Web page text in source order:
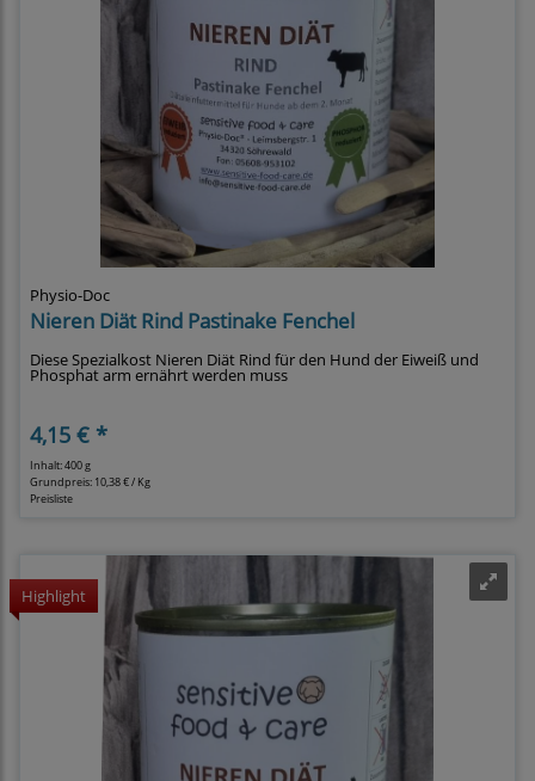
Physio-Doc
Nieren Diät Rind Pastinake Fenchel
Diese Spezialkost Nieren Diät Rind für den Hund der Eiweiß und
Phosphat arm ernährt werden muss
4,15 € *
Inhalt: 400 g
Grundpreis: 10,38 € / Kg
Preisliste
Highlight